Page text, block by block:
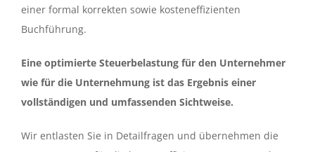
einer formal korrekten sowie kosteneffizienten
Buchführung.
Eine optimierte Steuerbelastung für den Unternehmer
wie für die Unternehmung ist das Ergebnis einer
vollständigen und umfassenden Sichtweise.
Wir entlasten Sie in Detailfragen und übernehmen die